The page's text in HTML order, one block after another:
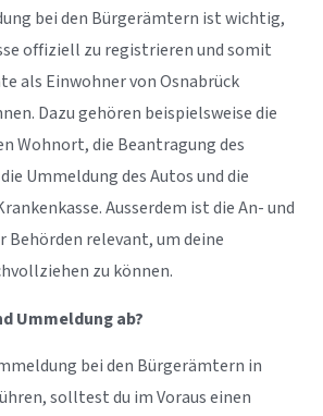
bei den Bürgerämtern ist wichtig,
offiziell zu registrieren und somit
als Einwohner von Osnabrück
Dazu gehören beispielsweise die
Wohnort, die Beantragung des
Ummeldung des Autos und die
Ausserdem ist die An- und
Behörden relevant, um deine
zu können.
Ummeldung ab?
bei den Bürgerämtern in
solltest du im Voraus einen